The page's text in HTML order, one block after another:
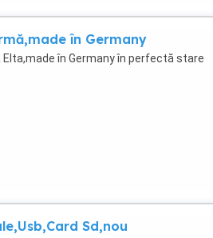
în Germany
în Germany în perfectă stare
Sd,nou